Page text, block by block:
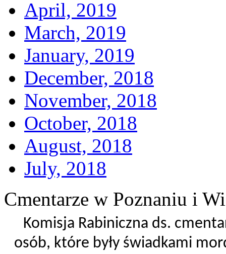
April, 2019
March, 2019
January, 2019
December, 2018
November, 2018
October, 2018
August, 2018
July, 2018
Cmentarze w Poznaniu i
Komisja Rabiniczna ds.
osób, które były świadkami